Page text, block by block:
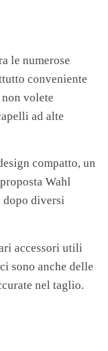
le numerose
conveniente
volete
ad alte
compatto, un
Wahl
dopo diversi
accessori utili
sono anche delle
nel taglio.